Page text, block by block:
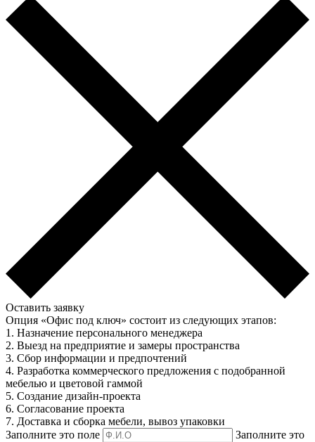
Оставить заявку
Опция «Офис под ключ» состоит из следующих этапов:
1. Назначение персонального менеджера
2. Выезд на предприятие и замеры пространства
3. Сбор информации и предпочтений
4. Разработка коммерческого предложения с подобранной
мебелью и цветовой гаммой
5. Создание дизайн-проекта
6. Согласование проекта
7. Доставка и сборка мебели, вывоз упаковки
Заполните это поле
Заполните это